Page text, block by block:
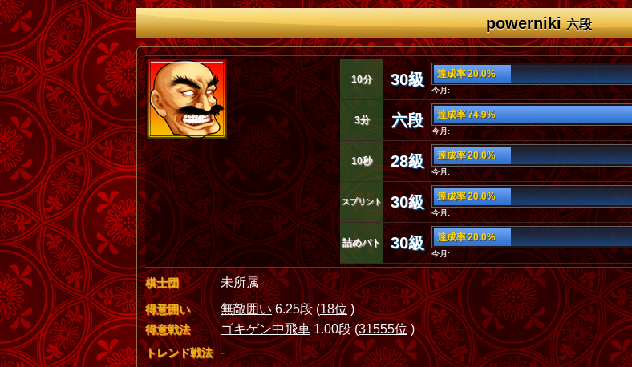
powerniki六段
10分 30級 達成率 20.0%
今月:
3分 六段 達成率 74.9%
今月:
10秒 28級 達成率 20.0%
今月:
スプリント 30級 達成率 20.0%
今月:
詰めバト 30級 達成率 20.0%
今月:
棋士団 未所属
得意囲い 無敵囲い6.25段 (18位)
得意戦法 ゴキゲン中飛車1.00段 (31555位)
トレンド戦法 -